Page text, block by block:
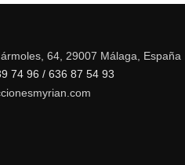
64, 29007 Málaga, España
74 96 / 636 87 54 93